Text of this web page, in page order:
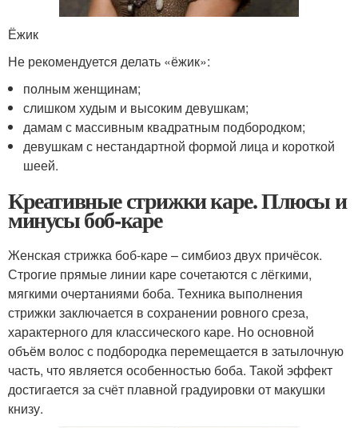
Ёжик
Не рекомендуется делать «ёжик»:
полным женщинам;
слишком худым и высоким девушкам;
дамам с массивным квадратным подбородком;
девушкам с нестандартной формой лица и короткой
шеей.
Креативные стрижки каре. Плюсы и
минусы боб-каре
Женская стрижка боб-каре – симбиоз двух причёсок.
Строгие прямые линии каре сочетаются с лёгкими,
мягкими очертаниями боба. Техника выполнения
стрижки заключается в сохранении ровного среза,
характерного для классического каре. Но основной
объём волос с подбородка перемещается в затылочную
часть, что является особенностью боба. Такой эффект
достигается за счёт плавной градуировки от макушки
книзу.